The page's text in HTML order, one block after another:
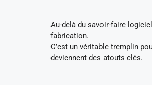
Au-delà du savoir-faire
fabrication.
C’est un véritable tremplin
deviennent des atouts clés.